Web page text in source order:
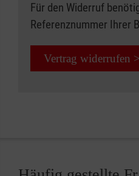
Für den Widerruf
Referenznummer Ihrer
Vertrag widerrufen >